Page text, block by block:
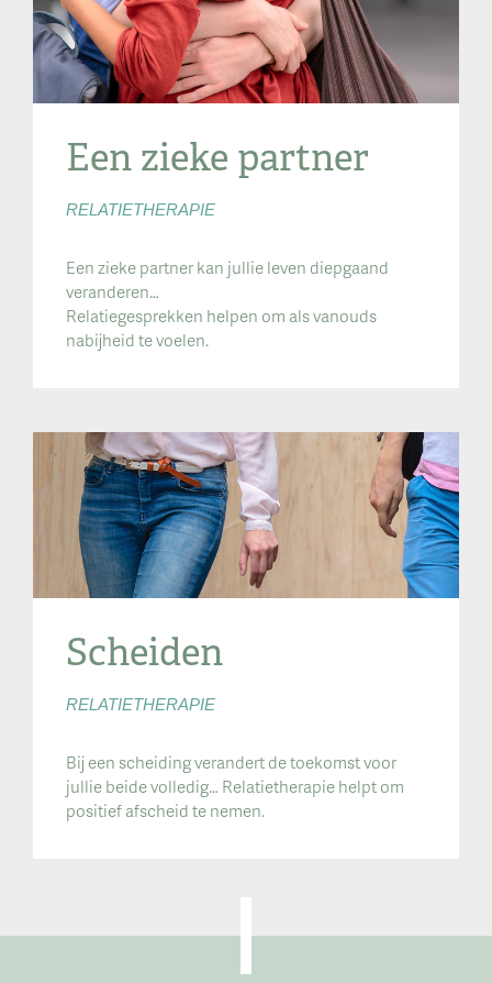
Een zieke partner
RELATIETHERAPIE
Een zieke partner kan jullie leven diepgaand
veranderen…
Relatiegesprekken helpen om als vanouds
nabijheid te voelen.
Scheiden
RELATIETHERAPIE
Bij een scheiding verandert de toekomst voor
jullie beide volledig… Relatietherapie helpt om
positief afscheid te nemen.